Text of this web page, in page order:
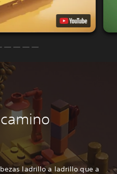
ladrillo a ladrillo que a